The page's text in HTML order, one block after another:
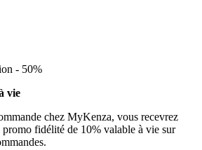
- 50%
vie
chez MyKenza, vous recevrez
fidélité de 10% valable à vie sur